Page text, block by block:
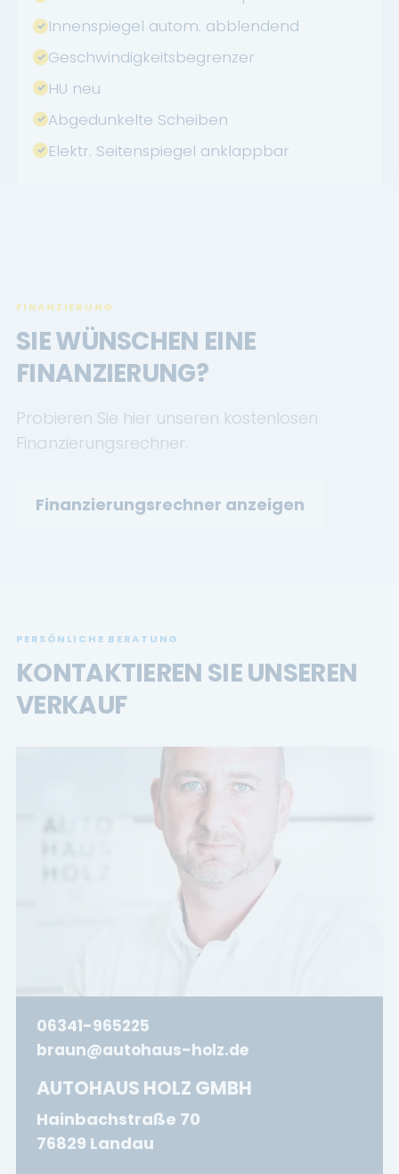
Innenspiegel autom. abblendend
Geschwindigkeitsbegrenzer
HU neu
Abgedunkelte Scheiben
Elektr. Seitenspiegel anklappbar
FINANZIERUNG
SIE WÜNSCHEN EINE
FINANZIERUNG?
Probieren Sie hier unseren kostenlosen
Finanzierungsrechner.
Finanzierungsrechner anzeigen
PERSÖNLICHE BERATUNG
KONTAKTIEREN SIE UNSEREN
VERKAUF
06341-965225
braun@autohaus-holz.de
AUTOHAUS HOLZ GMBH
Hainbachstraße 70
76829 Landau